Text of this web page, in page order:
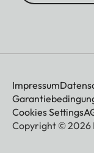
Impressum
Cookies Settings
Copyright © 2026